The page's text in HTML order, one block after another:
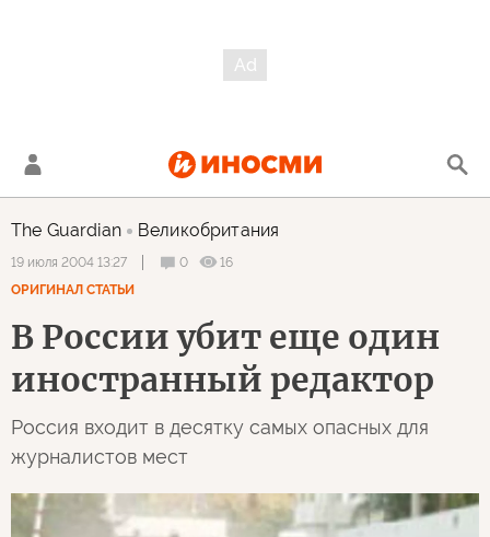
The Guardian Великобритания
19 июля 2004 13:27 0
16
ОРИГИНАЛ СТАТЬИ
В России убит еще один
иностранный редактор
Россия входит в десятку самых опасных для
журналистов мест